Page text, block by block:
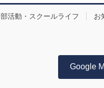
部活動・スクールライフ お
Google